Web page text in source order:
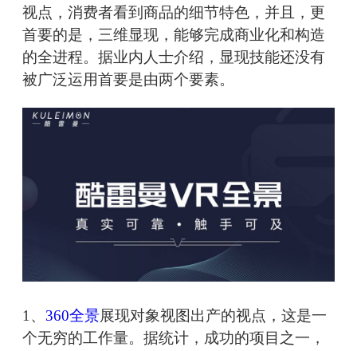
视点，消费者看到商品的细节特色，并且，更
首要的是，三维显现，能够完成商业化和构造
的全进程。据业内人士介绍，显现技能还没有
被广泛运用首要是由两个要素。
1、 360全景展现对象视图出产的视点，这是一
个无穷的工作量。据统计，成功的项目之一，